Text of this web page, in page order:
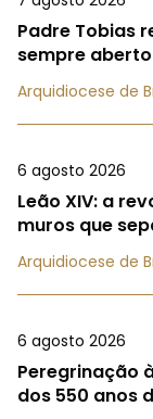
Padre Tobias
sempre
Arquidiocese de
6 agosto 2026
Leão XIV: a
muros que
Arquidiocese de
6 agosto 2026
Peregrinação
dos 550 anos